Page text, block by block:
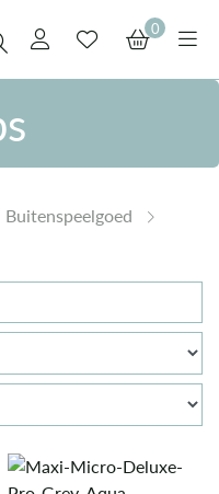
0
Buitenspeelgoed